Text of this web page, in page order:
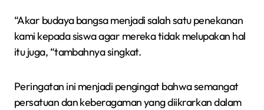
“Akar budaya bangsa menjadi salah satu penekanan
kami kepada siswa agar mereka tidak melupakan hal
itu juga, “tambahnya singkat.
Peringatan ini menjadi pengingat bahwa semangat
persatuan dan keberagaman yang diikrarkan dalam